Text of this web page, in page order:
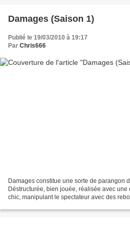
Damages (Saison 1)
Publié le 19/03/2010 à 19:17
Par Chris666
Damages constitue une sorte de parangon
Déstructurée, bien jouée, réalisée avec
chic, manipulant le spectateur avec des